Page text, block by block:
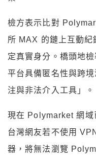
檢方表示比對
所 MAX 的鏈上互動
定真實身分。橋頭地
平台具備匿名性與跨
注與非法介入工具」。
現在 Polymarket 網域
台灣網友若不使用
器，將無法瀏覽